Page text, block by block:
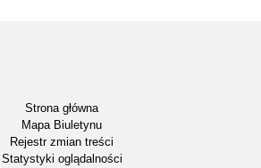
Strona główna
Mapa Biuletynu
Rejestr zmian treści
Statystyki oglądalności